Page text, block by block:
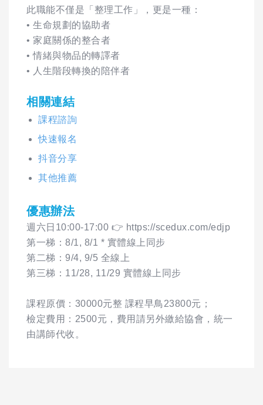
此職能不僅是「整理工作」，更是一種：
• 生命規劃的協助者
• 家庭關係的整合者
• 情緒與物品的轉譯者
• 人生階段轉換的陪伴者
相關連結
課程諮詢
快速報名
抖音分享
其他推薦
優惠辦法
週六日10:00-17:00 👉 https://scedux.com/edjp
第一梯：8/1, 8/1 * 實體線上同步
第二梯：9/4, 9/5 全線上
第三梯：11/28, 11/29 實體線上同步
課程原價：30000元整 課程早鳥23800元；
檢定費用：2500元，費用請另外繳給協會，統一
由講師代收。